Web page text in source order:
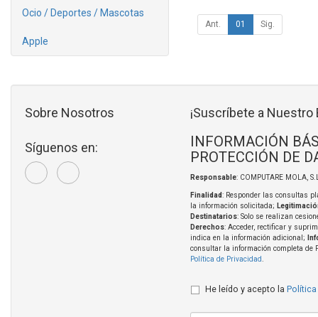
Ocio / Deportes / Mascotas
Apple
Ant. 01 Sig.
Sobre Nosotros
Síguenos en:
¡Suscríbete a Nuestro
INFORMACIÓN
PROTECCIÓN DE
Responsable: COMPUTARE MOLA,
Finalidad: Responder las consultas
la información solicitada;
Destinatarios: Solo se realizan
Derechos: Acceder, rectificar y
indica en la información adicional;
consultar la información completa de
Política de Privacidad
He leído y acepto la Política